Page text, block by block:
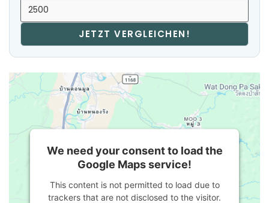
JETZT VERGLEICHEN!
We need your consent to load the
Google Maps service!
This content is not permitted to load due to
trackers that are not disclosed to the visitor.